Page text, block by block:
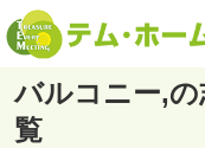
バルコニー,
覧